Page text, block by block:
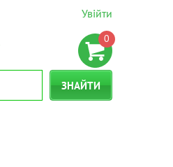
Увійти
0
ЗНАЙТИ